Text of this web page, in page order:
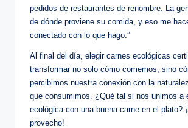
pedidos de restaurantes de renombre. La
de dónde proviene su comida, y eso me
conectado con lo que hago.”
Al final del día, elegir carnes ecológicas
transformar no solo cómo comemos, sino
percibimos nuestra conexión con la
que consumimos. ¿Qué tal si nos unimos a
ecológica con una buena carne en el plato?
provecho!